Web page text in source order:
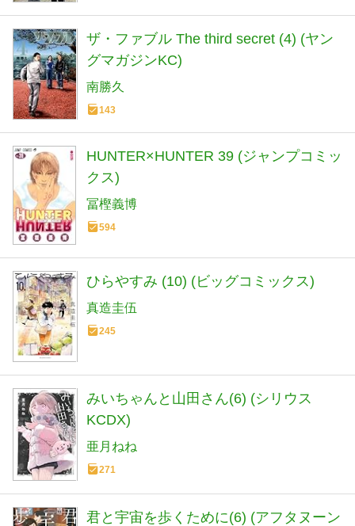
ザ・ファブル The third secret (4) (ヤン
グマガジンKC)
南勝久
143
HUNTER×HUNTER 39 (ジャンプコミッ
クス)
冨樫義博
594
ひらやすみ (10) (ビッグコミックス)
真造圭伍
245
みいちゃんと山田さん(6) (シリウス
KCDX)
亜月ねね
271
君と宇宙を歩くために(6) (アフタヌーン